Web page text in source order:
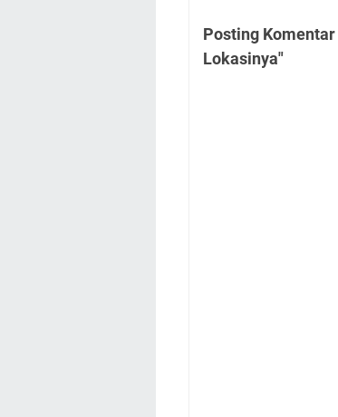
Posting
Lokasinya"